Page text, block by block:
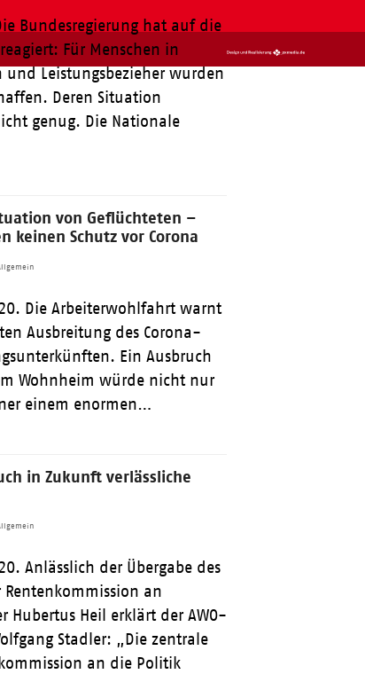
Bundesregierung hat auf die
Für Menschen in
Leistungsbezieher wurden
Deren Situation
genug. Die Nationale
von Geflüchteten –
keinen Schutz vor Corona
Die Arbeiterwohlfahrt warnt
Ausbreitung des Corona-
Ein Ausbruch
Wohnheim würde nicht nur
einem enormen…
in Zukunft verlässliche
Anlässlich der Übergabe des
Rentenkommission an
Hubertus Heil erklärt der AWO-
Stadler: „Die zentrale
an die Politik